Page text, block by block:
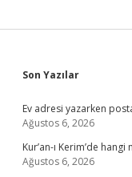
Sidebar
Son Yazılar
Ev adresi yazarken
Ağustos 6, 2026
Kur’an-ı Kerim’de
Ağustos 6, 2026